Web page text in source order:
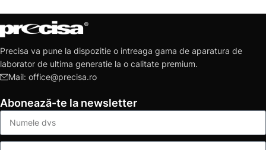
Precisa va pune la dispozitie o intreaga gama de aparatura de
laborator de ultima generatie la o calitate premium.
Mail: office@precisa.ro
Abonează-te la newsletter